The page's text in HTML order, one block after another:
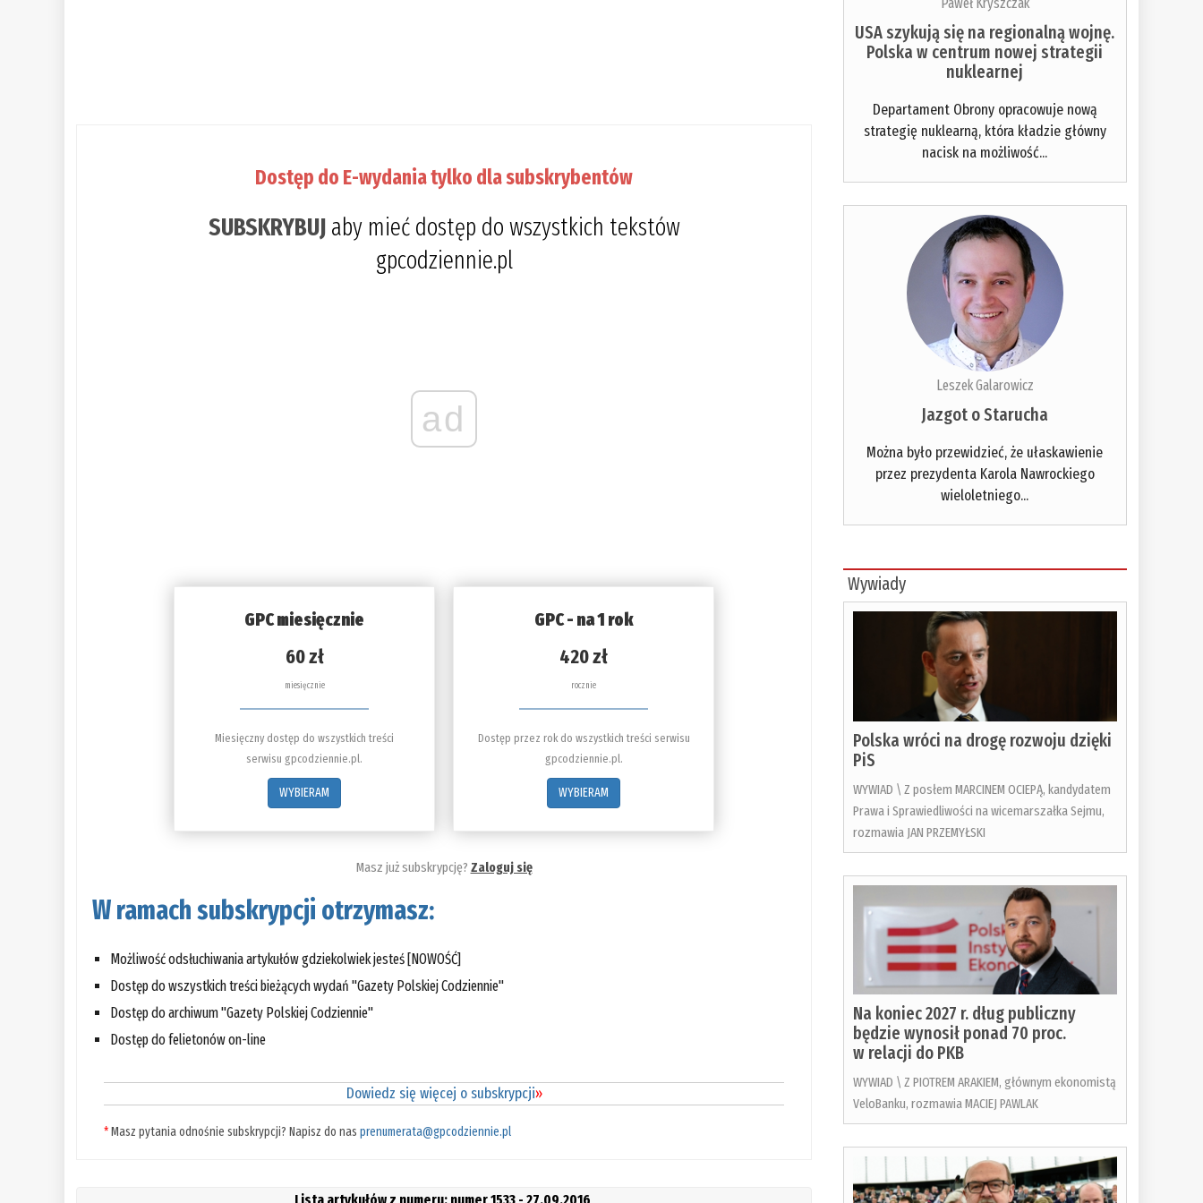
Dostęp do E-wydania tylko dla subskrybentów
SUBSKRYBUJaby mieć dostęp do wszystkich tekstów
gpcodziennie.pl
ad
GPC miesięcznie
60 zł
miesięcznie
Miesięczny dostęp do wszystkich treści
serwisu gpcodziennie.pl.
WYBIERAM
GPC - na 1 rok
420 zł
rocznie
Dostęp przez rok do wszystkich treści serwisu
gpcodziennie.pl.
WYBIERAM
Masz już subskrypcję? Zaloguj się
W ramach subskrypcji otrzymasz:
Możliwość odsłuchiwania artykułów gdziekolwiek jesteś [NOWOŚĆ]
Dostęp do wszystkich treści bieżących wydań "Gazety Polskiej Codziennie"
Dostęp do archiwum "Gazety Polskiej Codziennie"
Dostęp do felietonów on-line
Dowiedz się więcej o subskrypcji»
*Masz pytania odnośnie subskrypcji? Napisz do nasprenumerata@gpcodziennie.pl
USA szykują się na regionalną wojnę.
Polska w centrum nowej strategii
nuklearnej
Departament Obrony opracowuje nową
strategię nuklearną, która kładzie główny
nacisk na możliwość...
Leszek Galarowicz
Jazgot o Starucha
Można było przewidzieć, że ułaskawienie
przez prezydenta Karola Nawrockiego
wieloletniego...
Wywiady
Polska wróci na drogę rozwoju dzięki
PiS
WYWIAD \ Z posłem MARCINEM OCIEPĄ, kandydatem
Prawa i Sprawiedliwości na wicemarszałka Sejmu,
rozmawia JAN PRZEMYŁSKI
Na koniec 2027 r. dług publiczny
będzie wynosił ponad 70 proc.
w relacji do PKB
WYWIAD \ Z PIOTREM ARAKIEM, głównym ekonomistą
VeloBanku, rozmawia MACIEJ PAWLAK